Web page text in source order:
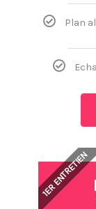
Plan
1ER ENTRETIEN